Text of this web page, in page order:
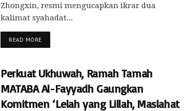
Zhongxin, resmi mengucapkan ikrar dua
kalimat syahadat...
READ MORE
Perkuat Ukhuwah, Ramah Tamah
MATABA Al-Fayyadh Gaungkan
Komitmen ‘Lelah yang Lillah, Maslahat